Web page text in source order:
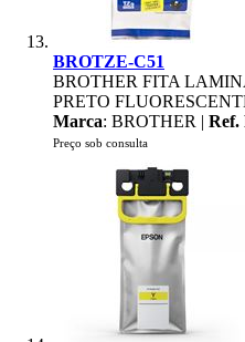
BROTZE-C51
BROTHER FITA
PRETO
Marca: BROTHER | Ref.
Preço sob consulta